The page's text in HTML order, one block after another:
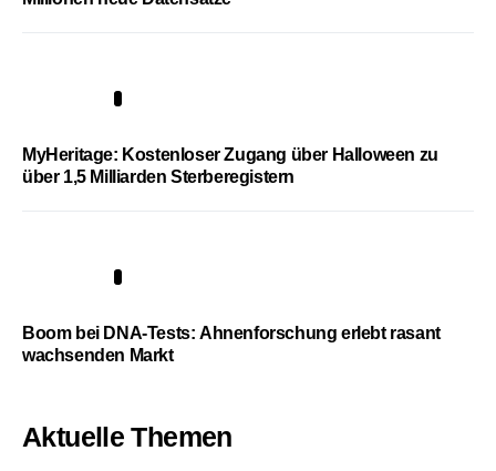
MyHeritage: Kostenloser Zugang über Halloween zu
über 1,5 Milliarden Sterberegistern
Boom bei DNA-Tests: Ahnenforschung erlebt rasant
wachsenden Markt
Aktuelle Themen